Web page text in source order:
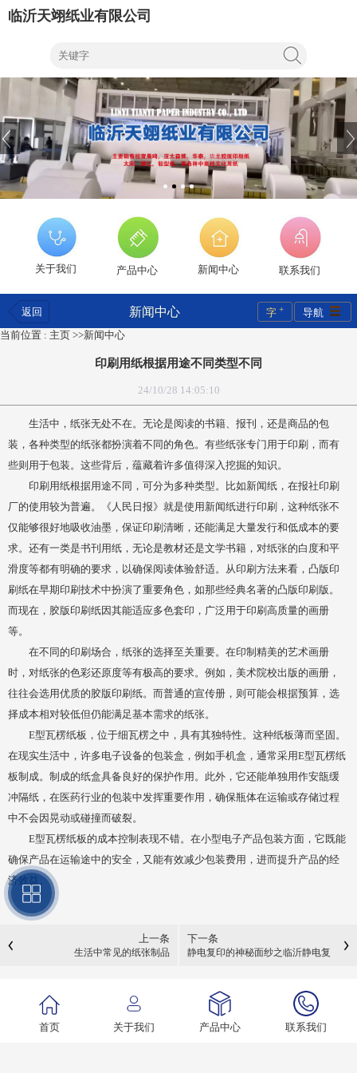
临沂天翊纸业有限公司
关于我们 产品中心 新闻中心 联系我们
返回 新闻中心 导航
字 +
当前位置 : 主页 >>新闻中心
印刷用纸根据用途不同类型不同
24/10/28 14:05:10
生活中，纸张无处不在。无论是阅读的书籍、报刊，还是商品的包
装，各种类型的纸张都扮演着不同的角色。有些纸张专门用于印刷，而有
些则用于包装。这些背后，蕴藏着许多值得深入挖掘的知识。
印刷用纸根据用途不同，可分为多种类型。比如新闻纸，在报社印刷
厂的使用较为普遍。《人民日报》就是使用新闻纸进行印刷，这种纸张不
仅能够很好地吸收油墨，保证印刷清晰，还能满足大量发行和低成本的要
求。还有一类是书刊用纸，无论是教材还是文学书籍，对纸张的白度和平
滑度等都有明确的要求，以确保阅读体验舒适。从印刷方法来看，凸版印
刷纸在早期印刷技术中扮演了重要角色，如那些经典名著的凸版印刷版。
而现在，胶版印刷纸因其能适应多色套印，广泛用于印刷高质量的画册
等。
在不同的印刷场合，纸张的选择至关重要。在印制精美的艺术画册
时，对纸张的色彩还原度等有极高的要求。例如，美术院校出版的画册，
往往会选用优质的胶版印刷纸。而普通的宣传册，则可能会根据预算，选
择成本相对较低但仍能满足基本需求的纸张。
E型瓦楞纸板，位于细瓦楞之中，具有其独特性。这种纸板薄而坚固。
在现实生活中，许多电子设备的包装盒，例如手机盒，通常采用E型瓦楞纸
板制成。制成的纸盒具备良好的保护作用。此外，它还能单独用作安瓿缓
冲隔纸，在医药行业的包装中发挥重要作用，确保瓶体在运输或存储过程
中不会因晃动或碰撞而破裂。
E型瓦楞纸板的成本控制表现不错。在小型电子产品包装方面，它既能
确保产品在运输途中的安全，又能有效减少包装费用，进而提升产品的经
济效益。
上一条
生活中常见的纸张制品
下一条
静电复印的神秘面纱之临沂静电复
首页 关于我们 产品中心 联系我们